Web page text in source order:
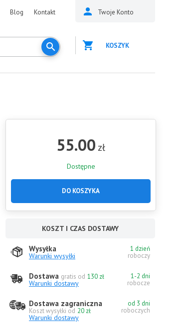
Blog Kontakt Twoje Konto
KOSZYK
55.00 zł
Dostępne
DO KOSZYKA
KOSZT I CZAS DOSTAWY
Wysyłka
Warunki wysyłki
1 dzień
roboczy
Dostawa gratis od 130 zł
Warunki dostawy
1-2 dni
robocze
Dostawa zagraniczna
Koszt wysyłki od 20 zł
Warunki dostawy
od 3 dni
roboczych